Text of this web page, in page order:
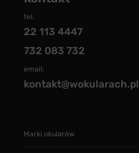
tel.
22 113 4447
732 083 732
email:
kontakt@wokularach.pl
Marki okularów